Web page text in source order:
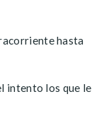
hasta
intento los que le